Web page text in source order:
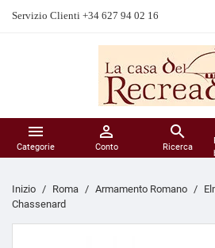
Servizio Clienti +34 627 94 02 16

Categorie

Conto

Ricerca
Inizio Roma Armamento Romano
Chassenard